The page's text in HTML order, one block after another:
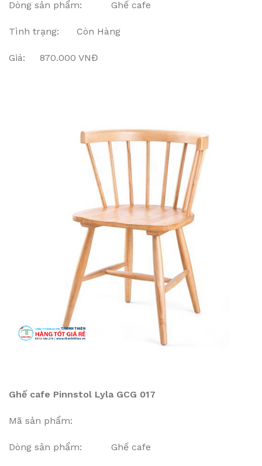
Dòng sản phẩm: Ghế cafe
Tình trạng: Còn Hàng
Giá: 870.000 VNĐ
Ghế cafe Pinnstol Lyla GCG 017
Mã sản phẩm:
Dòng sản phẩm: Ghế cafe